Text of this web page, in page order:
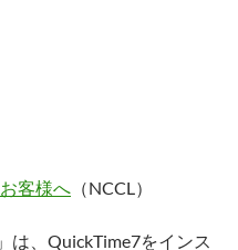
客様へ （NCCL）
は、QuickTime7をインス